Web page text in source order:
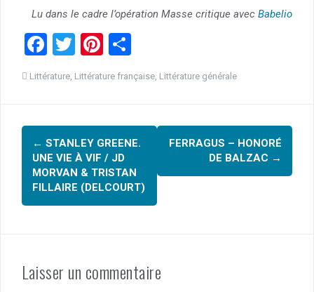
Lu dans le cadre l’opération Masse critique avec Babelio
F
a
o
o
k
T
wi
Pi
nt
t
ar
ta
er
Littérature, Littérature française, Littérature générale
Navigation
d'article
← STANLEY GREENE.
UNE VIE À VIF / JD
MORVAN & TRISTAN
FILLAIRE (DELCOURT)
FERRAGUS – HONORÉ
DE BALZAC →
Laisser un commentaire